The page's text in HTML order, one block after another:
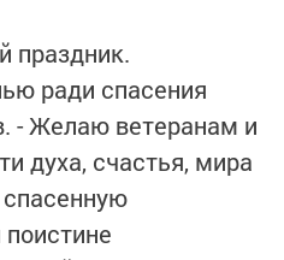
праздник.
ради спасения
- Желаю ветеранам и
духа, счастья, мира